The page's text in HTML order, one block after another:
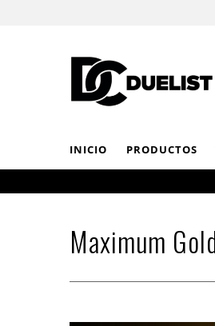
INICIO PRODUCTOS
Maximum